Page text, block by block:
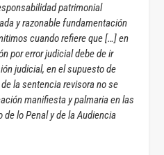
patrimonial
y razonable fundamentación
cuando refiere que […] en
por error judicial debe de ir
judicial, en el supuesto de
la sentencia revisora no se
manifiesta y palmaria en las
lo Penal y de la Audiencia